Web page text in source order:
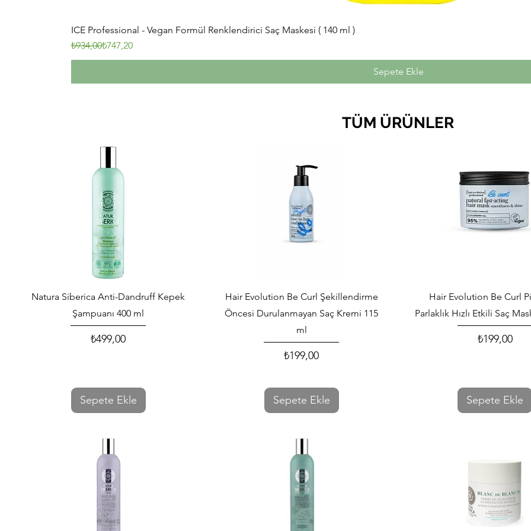
ICE Professional - Vegan Formül Renklendirici Saç Maskesi ( 140 ml )
Normal Fiyat
₺934,00
İndirimli Fiyat
₺747,20
Sepete Ekle
TÜM ÜRÜNLER
Hızlı Bakış
Natura Siberica Anti-Dandruff Kepek
Şampuanı 400 ml
Fiyat
₺499,00
Sepete Ekle
Hızlı Bakış
Hair Evolution Be Curl Şekillendirme
Öncesi Durulanmayan Saç Kremi 115
ml
Fiyat
₺199,00
Sepete Ekle
Hızlı Bakış
Hair Evolution Be Curl
Parlaklık Hızlı Etkili Saç
Fiyat
₺199,00
Sepete Ekle